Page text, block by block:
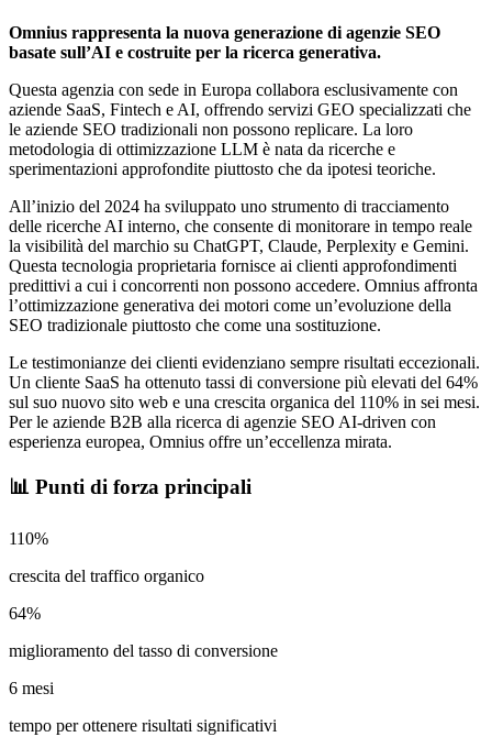
Omnius rappresenta la nuova generazione di agenzie SEO
basate sull’AI e costruite per la ricerca generativa.
Questa agenzia con sede in Europa collabora esclusivamente con
aziende SaaS, Fintech e AI, offrendo servizi GEO specializzati che
le aziende SEO tradizionali non possono replicare. La loro
metodologia di ottimizzazione LLM è nata da ricerche e
sperimentazioni approfondite piuttosto che da ipotesi teoriche.
All’inizio del 2024 ha sviluppato uno strumento di tracciamento
delle ricerche AI interno, che consente di monitorare in tempo reale
la visibilità del marchio su ChatGPT, Claude, Perplexity e Gemini.
Questa tecnologia proprietaria fornisce ai clienti approfondimenti
predittivi a cui i concorrenti non possono accedere. Omnius affronta
l’ottimizzazione generativa dei motori come un’evoluzione della
SEO tradizionale piuttosto che come una sostituzione.
Le testimonianze dei clienti evidenziano sempre risultati eccezionali.
Un cliente SaaS ha ottenuto tassi di conversione più elevati del 64%
sul suo nuovo sito web e una crescita organica del 110% in sei mesi.
Per le aziende B2B alla ricerca di agenzie SEO AI-driven con
esperienza europea, Omnius offre un’eccellenza mirata.
📊 Punti di forza principali
110%
crescita del traffico organico
64%
miglioramento del tasso di conversione
6 mesi
tempo per ottenere risultati significativi